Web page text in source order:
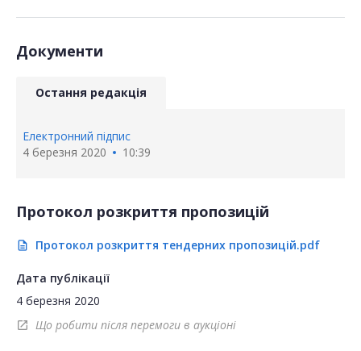
Документи
Остання редакція
Електронний підпис
4 березня 2020
10:39
Протокол розкриття пропозицій
description Протокол розкриття тендерних пропозицій.pdf
Дата публікації
4 березня 2020
open_in_new Що робити після перемоги в аукціоні